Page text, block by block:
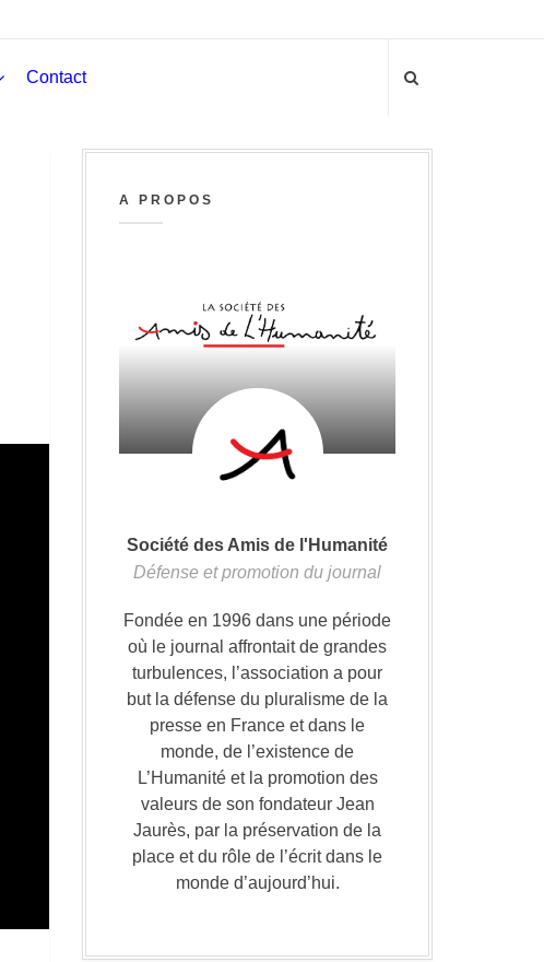
Contact
A PROPOS
Société des Amis de l'Humanité
Défense et promotion du journal
Fondée en 1996 dans une période
où le journal affrontait de grandes
turbulences, l’association a pour
but la défense du pluralisme de la
presse en France et dans le
monde, de l’existence de
L’Humanité et la promotion des
valeurs de son fondateur Jean
Jaurès, par la préservation de la
place et du rôle de l’écrit dans le
monde d’aujourd’hui.